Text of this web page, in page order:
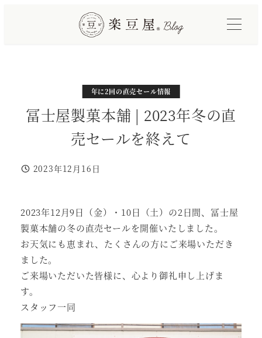
冨士屋製菓本舗 | 2023年冬の直
売セールを終えて
投稿日
2023年12月16日
カテゴリー
年に2回の直売セール情報
2023年12月9日（金）・10日（土）の2日間、冨士屋
製菓本舗の冬の直売セールを開催いたしました。
お天気にも恵まれ、たくさんの方にご来場いただき
ました。
ご来場いただいた皆様に、心より御礼申し上げま
す。
スタッフ一同